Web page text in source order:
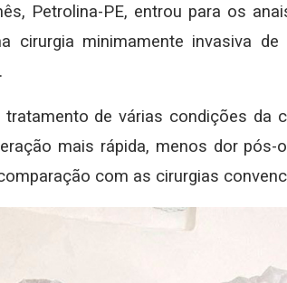
Petrolina-PE, entrou para os
cirurgia minimamente invasiva
de várias condições da
mais rápida, menos dor pós-
com as cirurgias